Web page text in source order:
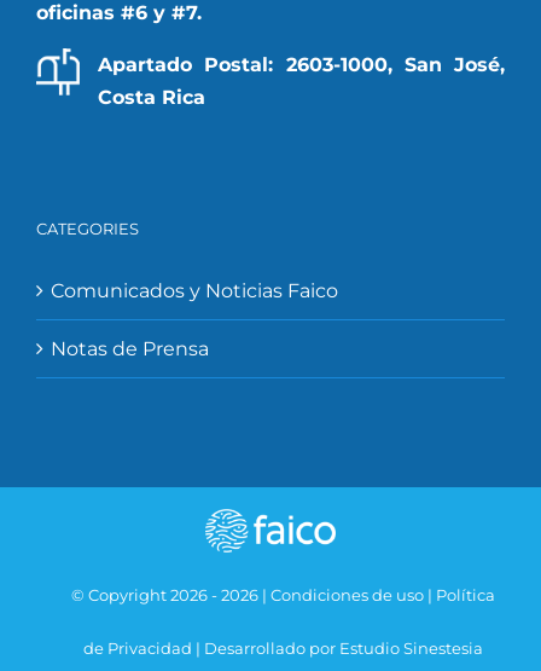
oficinas #6 y #7.
Apartado Postal: 2603-1000, San José,
Costa Rica
CATEGORIES
Comunicados y Noticias Faico
Notas de Prensa
© Copyright 2026 -2026 | Condiciones de uso| Política
de Privacidad | Desarrollado por Estudio Sinestesia